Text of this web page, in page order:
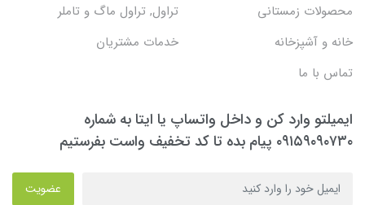
محصولات زمستانی
تراول, تراول ماگ و تاملر
خانه و آشپزخانه
خدمات مشتریان
تماس با ما
ایمیلتو وارد کن و داخل واتساپ یا ایتا به شماره
۰۹۱۵۹۰۹۰۷۳۰ پیام بده تا کد تخفیف واست بفرستیم
عضویت